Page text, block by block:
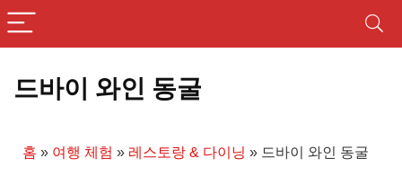
드바이 와인 동굴
홈 » 여행 체험 » 레스토랑 & 다이닝 » 드바이 와인 동굴